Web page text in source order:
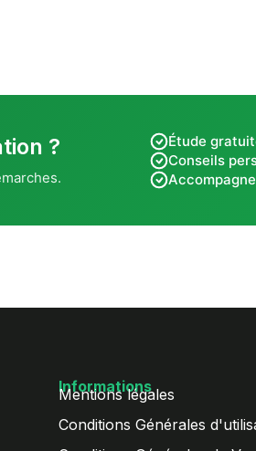
?
Étude
Conseils
Informations
Mentions légales
Conditions Générales